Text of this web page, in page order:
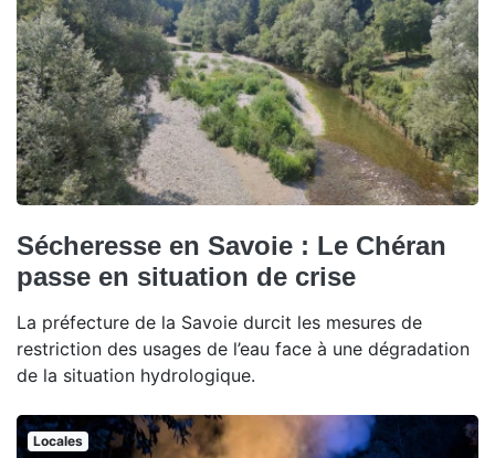
Sécheresse en Savoie : Le Chéran
passe en situation de crise
La préfecture de la Savoie durcit les mesures de
restriction des usages de l’eau face à une dégradation
de la situation hydrologique.
Locales